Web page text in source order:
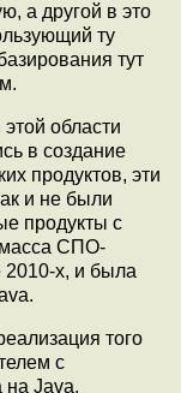
а другой в это
ту
тут
области
в создание
продуктов, эти
и не были
продукты с
СПО-
2010-х, и была
того
с
на Java,